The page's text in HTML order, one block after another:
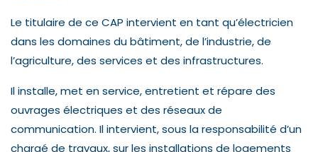
Le titulaire de ce CAP intervient en tant qu’électricien
dans les domaines du bâtiment, de l’industrie, de
l’agriculture, des services et des infrastructures.
Il installe, met en service, entretient et répare des
ouvrages électriques et des réseaux de
communication. Il intervient, sous la responsabilité d’un
chargé de travaux, sur les installations de logements